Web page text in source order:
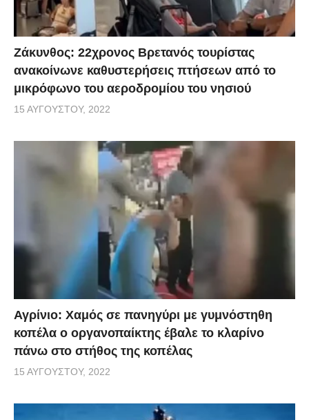
Ζάκυνθος: 22χρονος Βρετανός τουρίστας
ανακοίνωνε καθυστερήσεις πτήσεων από το
μικρόφωνο του αεροδρομίου του νησιού
15 ΑΥΓΟΎΣΤΟΥ, 2022
Αγρίνιο: Χαμός σε πανηγύρι με γυμνόστηθη
κοπέλα ο οργανοπαίκτης έβαλε το κλαρίνο
πάνω στο στήθος της κοπέλας
15 ΑΥΓΟΎΣΤΟΥ, 2022